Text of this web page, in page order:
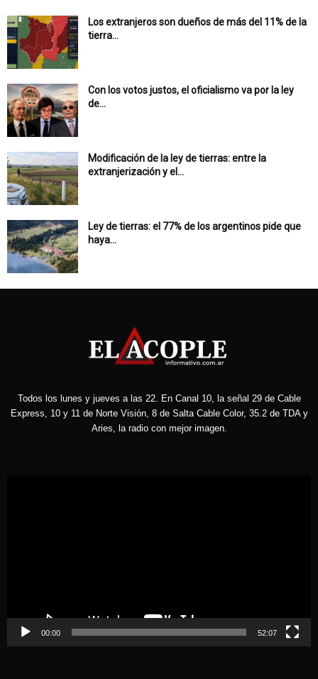
Los extranjeros son dueños de más del 11% de la
tierra...
Con los votos justos, el oficialismo va por la ley
de...
Modificación de la ley de tierras: entre la
extranjerización y el...
Ley de tierras: el 77% de los argentinos pide que
haya...
Todos los lunes y jueves a las 22. En Canal 10, la señal 29 de Cable
Express, 10 y 11 de Norte Visión, 8 de Salta Cable Color, 35.2 de TDA y
Aries, la radio con mejor imagen.
00:00 52:07